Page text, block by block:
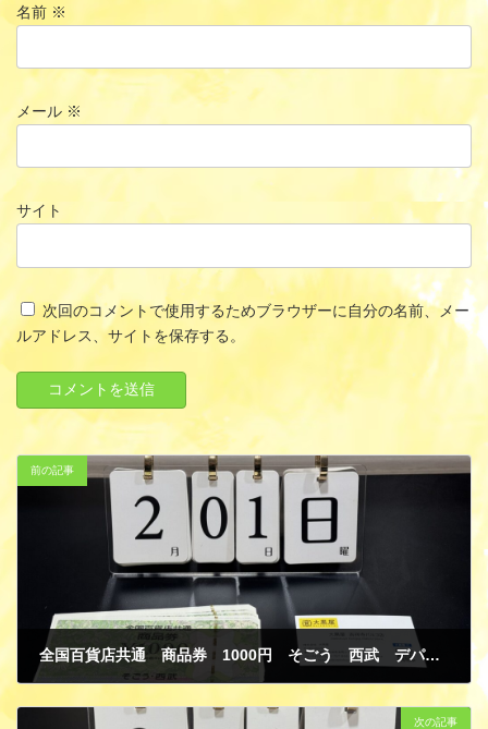
名前 ※
メール ※
サイト
次回のコメントで使用するためブラウザーに自分の名前、メー
ルアドレス、サイトを保存する。
前の記事
全国百貨店共通 商品券 1000円 そごう 西武 デパート ギフトカード 金券 買取
次の記事